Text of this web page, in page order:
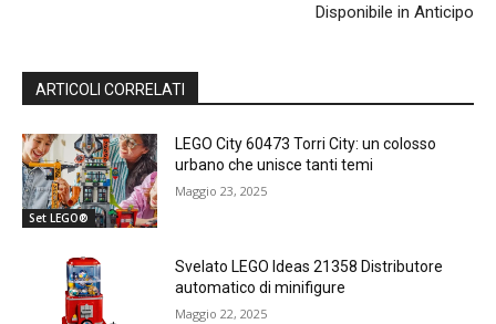
Disponibile in Anticipo
ARTICOLI CORRELATI
Set LEGO®
LEGO City 60473 Torri City: un colosso
urbano che unisce tanti temi
Maggio 23, 2025
Svelato LEGO Ideas 21358 Distributore
automatico di minifigure
Maggio 22, 2025